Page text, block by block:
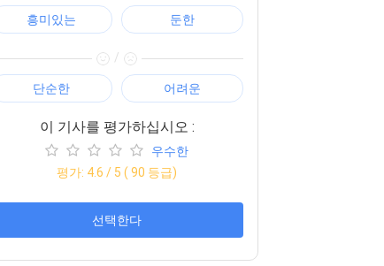
흥미있는 둔한
/
단순한 어려운
이 기사를 평가하십시오 :
우수한
평가: 4.6 / 5 (90 등급)
선택한다